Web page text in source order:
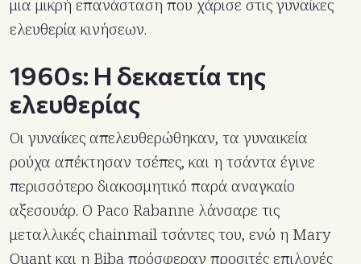
μια μικρή επανάσταση που χάρισε στις γυναίκες
ελευθερία κινήσεων.
1960s: Η δεκαετία της
ελευθερίας
Οι γυναίκες απελευθερώθηκαν, τα γυναικεία
ρούχα απέκτησαν τσέπες, και η τσάντα έγινε
περισσότερο διακοσμητικό παρά αναγκαίο
αξεσουάρ. Ο Paco Rabanne λάνσαρε τις
μεταλλικές chainmail τσάντες του, ενώ η Mary
Quant και η Biba πρόσφεραν προσιτές επιλογές